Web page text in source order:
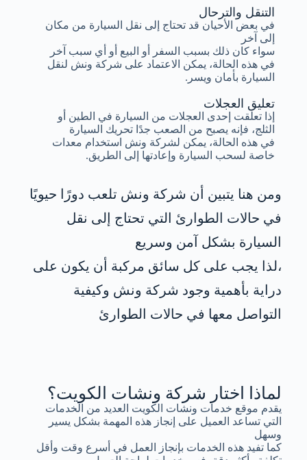
تعليق العجلات
إذا تعلقت إحدى العجلات من السيارة في الطين أو
الثلج، فإنه يصبح من الصعب جدًا تحريك السيارة
في هذه الحالة، يمكن لشركة ونش استخدام معدات
خاصة لسحب السيارة وإعادتها إلى الطريق.
التنقل والترحال
في بعض الأحيان قد تحتاج إلى نقل السيارة من مكان
إلى آخر
سواء كان ذلك بسبب السفر أو البيع أو أي سبب آخر
في هذه الحالة، يمكن الاعتماد على شركة ونش لنقل
السيارة بأمان ويسر.
ومن هنا يتبين أن شركة ونش تلعب دورًا حيويًا
في حالات الطوارئ التي تحتاج إلى نقل
السيارة بشكل آمن وسريع
،لذا يجب على كل سائق مركبة أن يكون على
دراية بأهمية وجود شركة ونش وكيفية
التواصل معها في حالات الطوارئ
لماذا اختار شركة ونشات الكويت؟
يقدم موقع خدمات ونشات الكويت العديد من الخدمات
التي تساعد العميل على إنجاز هذه المهمة بشكل يسير
وسهل
كما تفيد هذه الخدمات بإنجاز العمل في أسرع وقت وأقل